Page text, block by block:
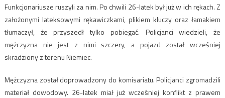
Funkcjonariusze ruszyli za nim. Po chwili 26-latek był już w ich rękach. Z
założonymi lateksowymi rękawiczkami, plikiem kluczy oraz łamakiem
tłumaczył, że przyszedł tylko pobiegać. Policjanci wiedzieli, że
mężczyzna nie jest z nimi szczery, a pojazd został wcześniej
skradziony z terenu Niemiec.
Mężczyzna został doprowadzony do komisariatu. Policjanci zgromadzili
materiał dowodowy. 26-latek miał już wcześniej konflikt z prawem